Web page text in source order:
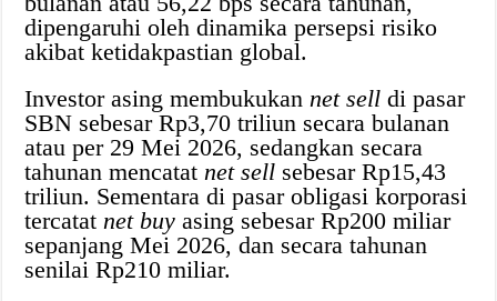
dipengaruhi oleh dinamika persepsi risiko
akibat ketidakpastian global.
Investor asing membukukannet sell di pasar
SBN sebesar Rp3,70 triliun secara bulanan
atau per 29 Mei 2026, sedangkan secara
tahunan mencatatnet sell sebesar Rp15,43
triliun. Sementara di pasar obligasi korporasi
tercatatnet buy asing sebesar Rp200 miliar
sepanjang Mei 2026, dan secara tahunan
senilai Rp210 miliar.